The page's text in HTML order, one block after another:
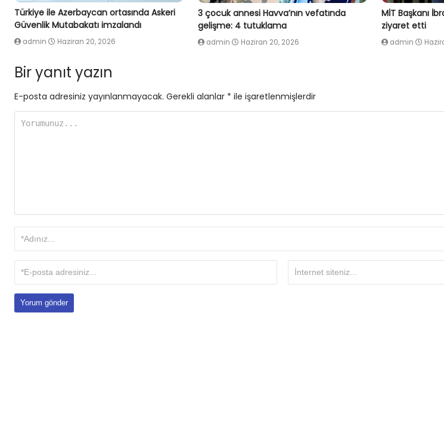
Türkiye ile Azerbaycan ortasında Askeri
Güvenlik Mutabakatı imzalandı
admin Haziran 20, 2026
3 çocuk annesi Havva’nın vefatında
gelişme: 4 tutuklama
admin Haziran 20, 2026
MİT Başkanı
ziyaret etti
admin
Bir yanıt yazın
E-posta adresiniz yayınlanmayacak. Gerekli alanlar * ile işaretlenmişlerdir